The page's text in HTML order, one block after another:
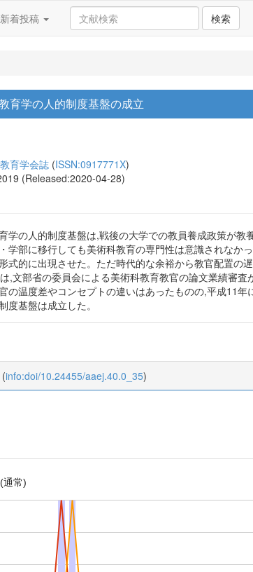
新着投稿 検索
育学の人的制度基盤の成立
育学会誌 (ISSN:0917771X)
(Released:2020-04-28)
学の人的制度基盤は,戦後の大学での教員養成政策が教
学部に移行しても美術科教育の専門性は意識されなか
式的に出現させた。ただ時代的な余裕から教官配置の
,文部省の委員会による美術科教育教官の論文業績審
の温度差やコンセプトの違いはあったものの,平成11
基盤は成立した。
(info:doi/10.24455/aaej.40.0_35)
通常)